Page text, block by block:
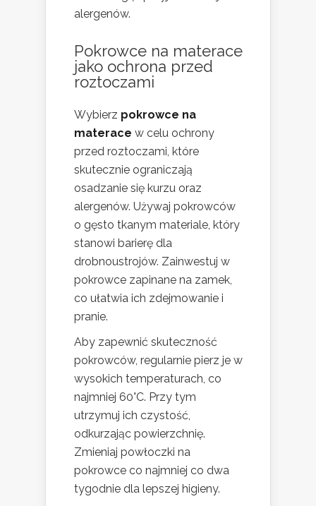
alergenów.
Pokrowce na materace
jako ochrona przed
roztoczami
Wybierz pokrowce na
materace w celu ochrony
przed roztoczami, które
skutecznie ograniczają
osadzanie się kurzu oraz
alergenów. Używaj pokrowców
o gęsto tkanym materiale, który
stanowi barierę dla
drobnoustrojów. Zainwestuj w
pokrowce zapinane na zamek,
co ułatwia ich zdejmowanie i
pranie.
Aby zapewnić skuteczność
pokrowców, regularnie pierz je w
wysokich temperaturach, co
najmniej 60°C. Przy tym
utrzymuj ich czystość,
odkurzając powierzchnię.
Zmieniaj powłoczki na
pokrowce co najmniej co dwa
tygodnie dla lepszej higieny.